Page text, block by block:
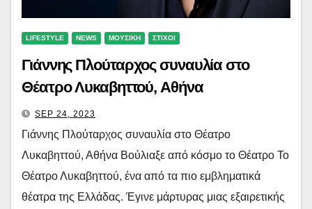
LIFESTYLE NEWS ΜΟΥΣΙΚΗ ΣΤΙΧΟΙ
Γιάννης Πλούταρχος συναυλία στο
Θέατρο Λυκαβηττού, Αθήνα
SEP 24, 2023
Γιάννης Πλούταρχος συναυλία στο Θέατρο
Λυκαβηττού, Αθήνα Βούλιαξε από κόσμο το Θέατρο Το
Θέατρο Λυκαβηττού, ένα από τα πιο εμβληματικά
θέατρα της Ελλάδας. Έγινε μάρτυρας μιας εξαιρετικής